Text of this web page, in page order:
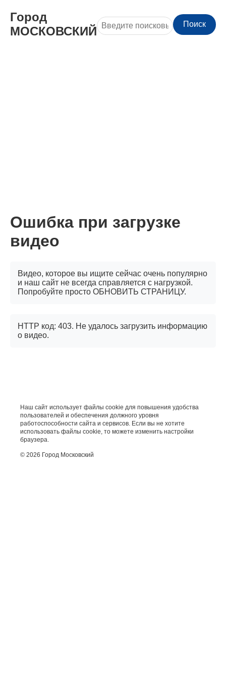
Город
МОСКОВСКИЙ
Поиск
Ошибка при загрузке
видео
Видео, которое вы ищите сейчас очень популярно
и наш сайт не всегда справляется с нагрузкой.
Попробуйте просто ОБНОВИТЬ СТРАНИЦУ.
HTTP код: 403. Не удалось загрузить информацию
о видео.
Наш сайт использует файлы cookie для повышения удобства
пользователей и обеспечения должного уровня
работоспособности сайта и сервисов. Если вы не хотите
использовать файлы cookie, то можете изменить настройки
браузера.
© 2026 Город Московский